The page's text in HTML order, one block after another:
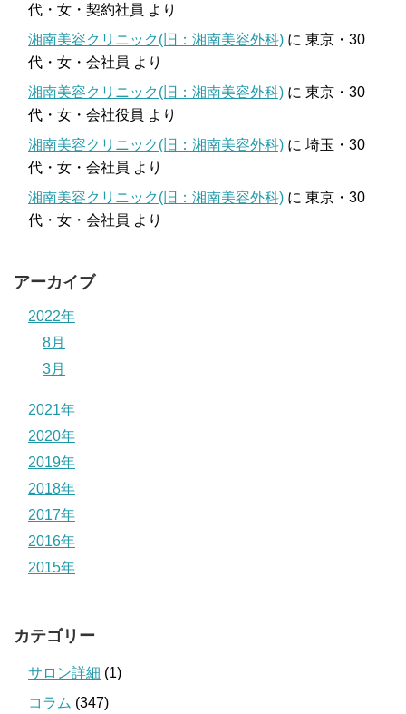
代・女・契約社員 より
湘南美容クリニック(旧：湘南美容外科) に 東京・30
代・女・会社員 より
湘南美容クリニック(旧：湘南美容外科) に 東京・30
代・女・会社役員 より
湘南美容クリニック(旧：湘南美容外科) に 埼玉・30
代・女・会社員 より
湘南美容クリニック(旧：湘南美容外科) に 東京・30
代・女・会社員 より
アーカイブ
2022年
8月
3月
2021年
2020年
2019年
2018年
2017年
2016年
2015年
カテゴリー
サロン詳細 (1)
コラム (347)